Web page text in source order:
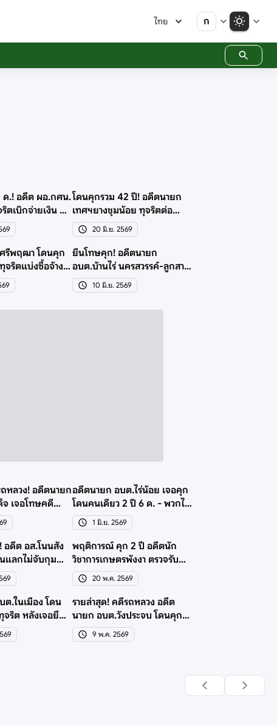
ไทย ก
ด.! อดีต ผอ.กศน.
ตเบิกจ่ายเงิน 4
โดนคุกรวม 42 ปี! อดีตนายก
เทศฯยางชุมน้อย ทุจริตต่อ
หน้าที่ 4 ข้อกล่าวหา
20 มิ.ย. 2569
รีพฤฒา โดนคุก
จริตแบ่งซื้อจ้าง
ยืนโทษคุก! อดีตนายก
อบต.บ้านไร่ นครสวรรค์-ลูกสาว
ขุดถมดินมิชอบ
10 มิ.ย. 2569
หลวง! อดีตนายก
จ เจอโทษคดี
ด.
อดีตนายก อบต.ไร่น้อย เจอคุก
โดนคนเดียว 2 ปี 6 ด. - พวกได้
รอลงอาญาหมด
1 มิ.ย. 2569
อดีต อส.โนนสัง
นแลกไม่จับกุม
พฤติการณ์ คุก 2 ปี อดีตนัก
วิชาการเกษตรพังงา ตรวจรับ
วัสดุอาหารร.ร.มิชอบ
20 พ.ค. 2569
.ในเมือง โดน
ริต หลังเจอยึด
รายล่าสุด! คดีรถหลวง อดีต
นายก อบต.วังประจบ โดนคุก
หนัก 38 ปี 114 ด.
9 พ.ค. 2569